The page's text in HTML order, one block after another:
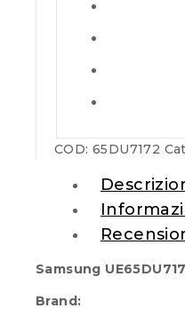
COD: 65DU7172
Samsung
Brand: